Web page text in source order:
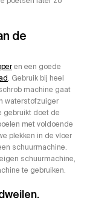
de
en een goede
. Gebruik bij heel
machine gaat
waterstofzuiger
gebruikt doet de
met voldoende
plekken in de vloer
schuurmachine.
schuurmachine,
te gebruiken.